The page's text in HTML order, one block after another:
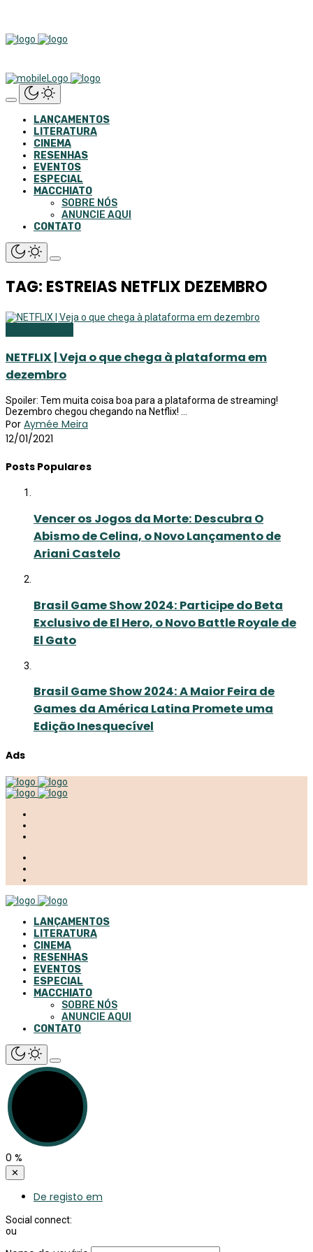
LANÇAMENTOS
LITERATURA
CINEMA
RESENHAS
EVENTOS
ESPECIAL
MACCHIATO
SOBRE NÓS
ANUNCIE AQUI
CONTATO
TAG: ESTREIAS NETFLIX DEZEMBRO
NETFLIX | Veja o que chega à plataforma em
dezembro
Spoiler: Tem muita coisa boa para a plataforma de streaming!
Dezembro chegou chegando na Netflix! ...
Por Aymée Meira
12/01/2021
Posts Populares
Vencer os Jogos da Morte: Descubra O
Abismo de Celina, o Novo Lançamento de
Ariani Castelo
Brasil Game Show 2024: Participe do Beta
Exclusivo de El Hero, o Novo Battle Royale de
El Gato
Brasil Game Show 2024: A Maior Feira de
Games da América Latina Promete uma
Edição Inesquecível
Ads
LANÇAMENTOS
LITERATURA
CINEMA
RESENHAS
EVENTOS
ESPECIAL
MACCHIATO
SOBRE NÓS
ANUNCIE AQUI
CONTATO
0 %
✕
De registo em
Social connect:
ou